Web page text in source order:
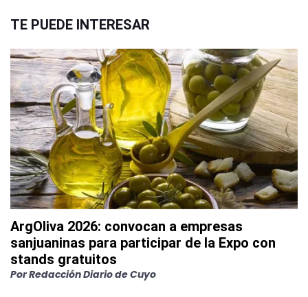
TE PUEDE INTERESAR
ArgOliva 2026: convocan a empresas
sanjuaninas para participar de la Expo con
stands gratuitos
PorRedacción Diario de Cuyo